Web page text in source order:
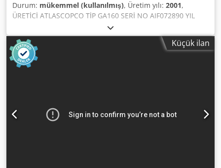
Durum: mükemmel (kullanılmış), Üretim yılı: 2001,
ÜRETİCİ ATLASCOPCO TİP GA160 SERİ NO AIF072890 YIL
2001 Dedpfx Agozq Afus Djkr GÜÇ (kW) 167 PERFORMANS
(m3/dak) 21 BASINÇ (bar) 8.5 ÇALIŞMA SAATİ
(SERVİS/TOPLAM) FREKANS DEĞİŞTİRİCİ Yok ENTEGRE
KURUTUCU Yok ISI DEĞİŞTİRİCİ Yok SOĞUTMA (HAVA/SU)
Hava TANK ÜZERİNDE Yok DÖKÜMANLAR Yok BAĞLANTI 3
Küçük ilan